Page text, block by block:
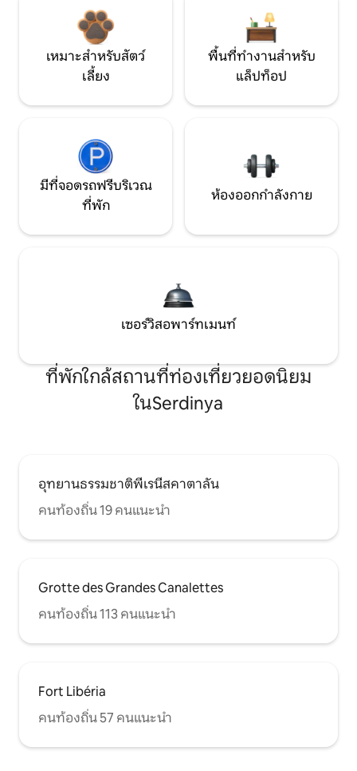
เหมาะสำหรับสัตว์
เลี้ยง
พื้นที่ทำงานสำหรับ
แล็ปท็อป
มีที่จอดรถฟรีบริเวณ
ที่พัก
ห้องออกกำลังกาย
เซอร์วิสอพาร์ทเมนท์
ที่พักใกล้สถานที่ท่องเที่ยวยอดนิยม
ในSerdinya
อุทยานธรรมชาติพีเรนีสคาตาลัน
คนท้องถิ่น 19 คนแนะนำ
Grotte des Grandes Canalettes
คนท้องถิ่น 113 คนแนะนำ
Fort Libéria
คนท้องถิ่น 57 คนแนะนำ